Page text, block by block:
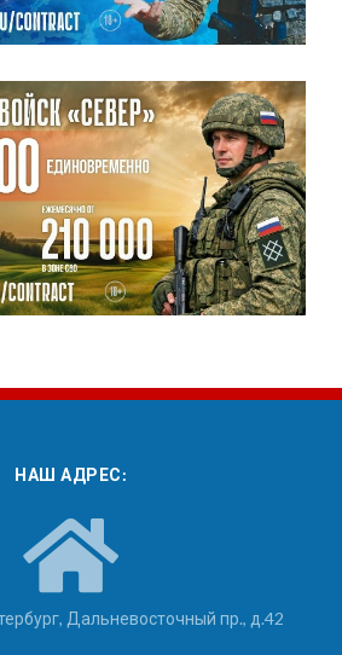
НАШ АДРЕС:
Дальневосточный пр., д.42